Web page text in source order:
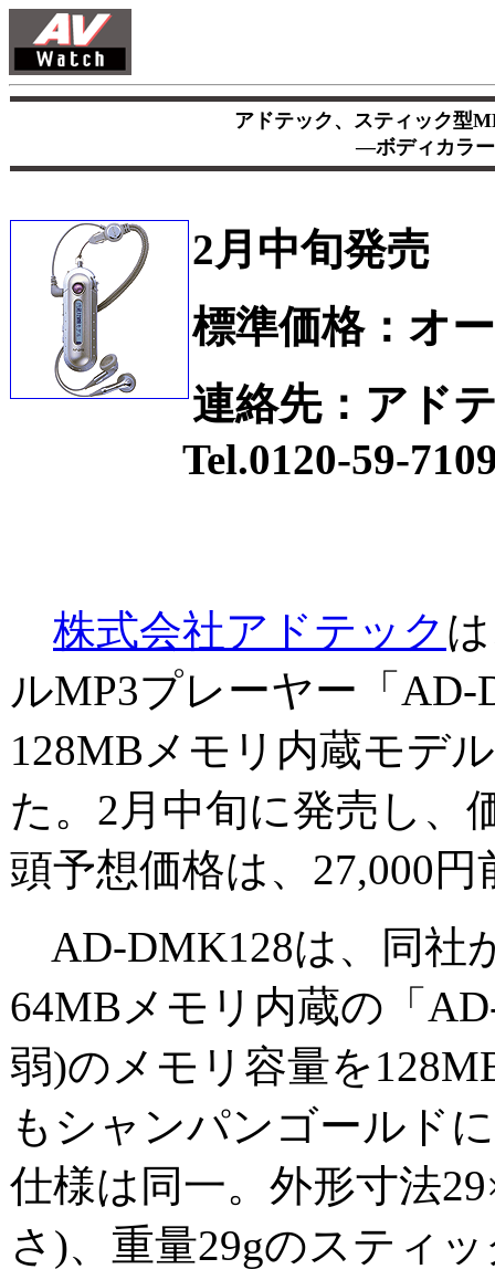
アドテック、スティック型
―ボディカラ
2月中旬発売
標準価格：オ
連絡先：アド
Tel.0120-59-
株式会社アドテック
ルMP3プレーヤー「
128MBメモリ内蔵モデ
た。2月中旬に発売し、
頭予想価格は、27,000
AD-DMK128は、同社
64MBメモリ内蔵の「
弱)のメモリ容量を
もシャンパンゴールド
仕様は同一。外形寸法
さ)、重量29gのスティ